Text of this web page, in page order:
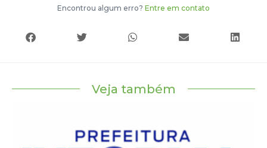
Encontrou algum erro? Entre em contato
Veja também